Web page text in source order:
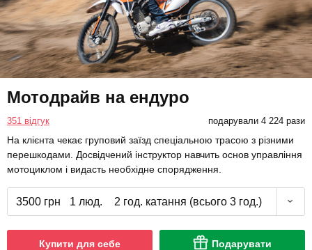
Мотодрайв на ендуро
351 відгук подарували 4 224 рази
На клієнта чекає груповий заїзд спеціальною трасою з різними
перешкодами. Досвідчений інструктор навчить основ управління
мотоциклом і видасть необхідне спорядження.
3500 грн 1 люд. 2 год. катання (всього 3 год.)
Купити для себе Подарувати